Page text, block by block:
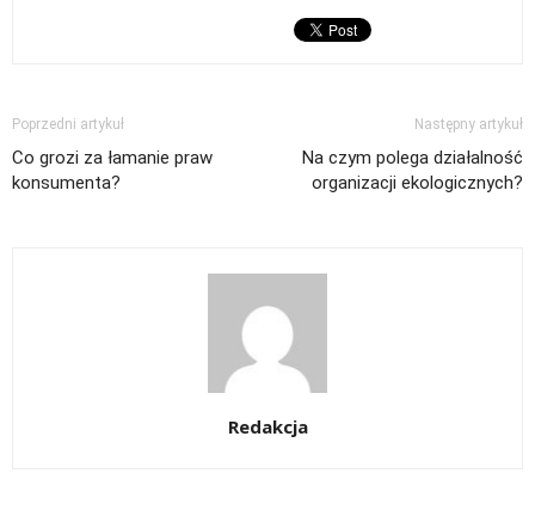
Poprzedni artykuł
Co grozi za łamanie praw
konsumenta?
Następny artykuł
Na czym polega działalność
organizacji ekologicznych?
Redakcja